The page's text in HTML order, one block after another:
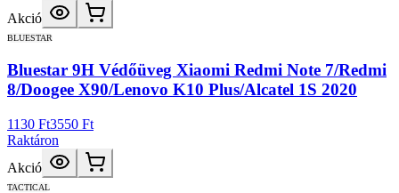
Akció
BLUESTAR
Bluestar 9H Védőüveg Xiaomi Redmi Note 7/Redmi
8/Doogee X90/Lenovo K10 Plus/Alcatel 1S 2020
1130 Ft3550 Ft
Raktáron
Akció
TACTICAL